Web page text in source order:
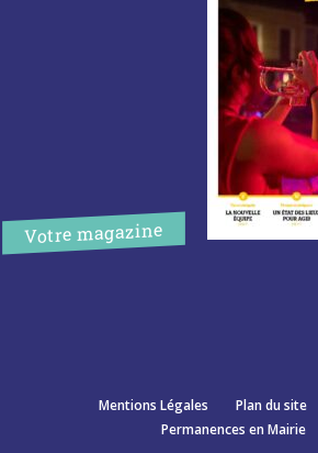
Votre magazine
Mentions Légales Plan du site
Permanences en Mairie